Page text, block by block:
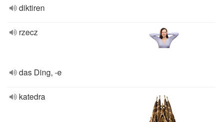
diktiren
rzecz
das Ding, -e
katedra